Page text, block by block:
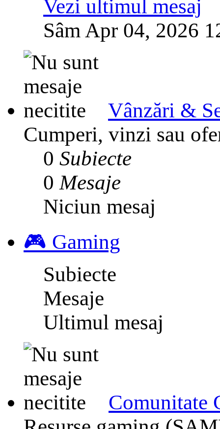
Vezi ultimul mesaj
Sâm Apr 04, 2026
Vânzări &
Cumperi, vinzi sau
0 Subiecte
0Mesaje
Niciun mesaj
🎮 Gaming
Subiecte
Mesaje
Ultimul mesaj
Comunitate